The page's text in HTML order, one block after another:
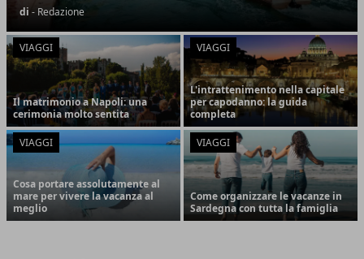
di - Redazione
VIAGGI
Il matrimonio a Napoli: una
cerimonia molto sentita
VIAGGI
L'intrattenimento nella capitale
per capodanno: la guida
completa
VIAGGI
Cosa portare assolutamente al
mare per vivere la vacanza al
meglio
VIAGGI
Come organizzare le vacanze in
Sardegna con tutta la famiglia